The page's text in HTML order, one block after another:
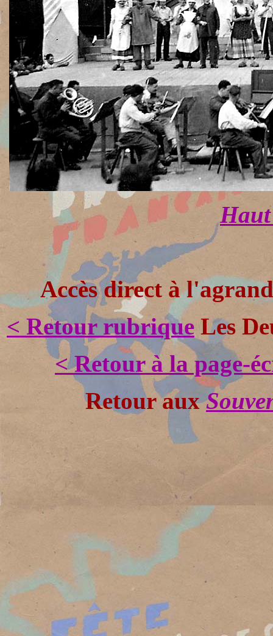
Haut
Accès direct à
< Retour rubrique Les
< Retour à la page-
Retour aux